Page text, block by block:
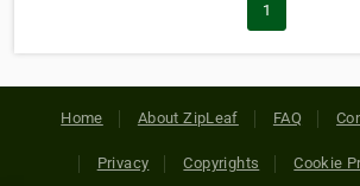
1
Home About ZipLeaf FAQ
Privacy Copyrights Cookie